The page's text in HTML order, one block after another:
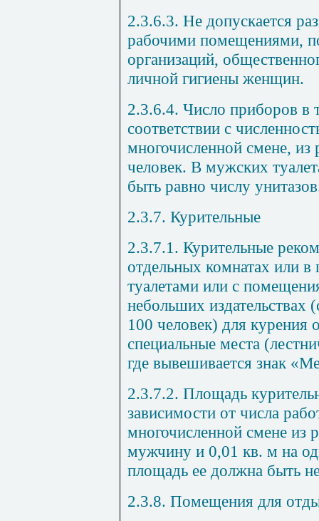
2.3.6.3. Не допускается
рабочими помещениями,
организаций,
личной гигиены женщин.
2.3.6.4. Число приборов в
соответствии с
многочисленной смене, из
человек. В мужских
быть равно числу
2.3.7. Курительные
2.3.7.1. Курительные
отдельных комнатах или
туалетами или с
небольших
100 человек) для курения
специальные места
где вывешивается знак
2.3.7.2. Площадь
зависимости от числа
многочисленной смене из
мужчину и 0,01 кв. м на
площадь ее должна быть
2.3.8. Помещения для